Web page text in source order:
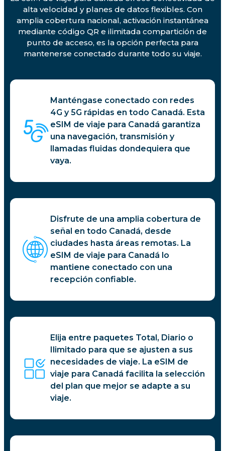
alta velocidad y planes de datos flexibles. Con
amplia cobertura nacional, activación instantánea
mediante código QR e ilimitada compartición de
punto de acceso, es la opción perfecta para
mantenerse conectado durante todo su viaje.
Manténgase conectado con redes
4G y 5G rápidas en todo Canadá. Esta
eSIM de viaje para Canadá garantiza
una navegación, transmisión y
llamadas fluidas dondequiera que
vaya.
Disfrute de una amplia cobertura de
señal en todo Canadá, desde
ciudades hasta áreas remotas. La
eSIM de viaje para Canadá lo
mantiene conectado con una
recepción confiable.
Elija entre paquetes Total, Diario o
Ilimitado para que se ajusten a sus
necesidades de viaje. La eSIM de
viaje para Canadá facilita la selección
del plan que mejor se adapte a su
viaje.